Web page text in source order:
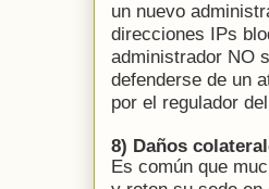
un nuevo
direcciones IPs
administrador NO
defenderse de un
por el regulador
8) Daños
Es común que